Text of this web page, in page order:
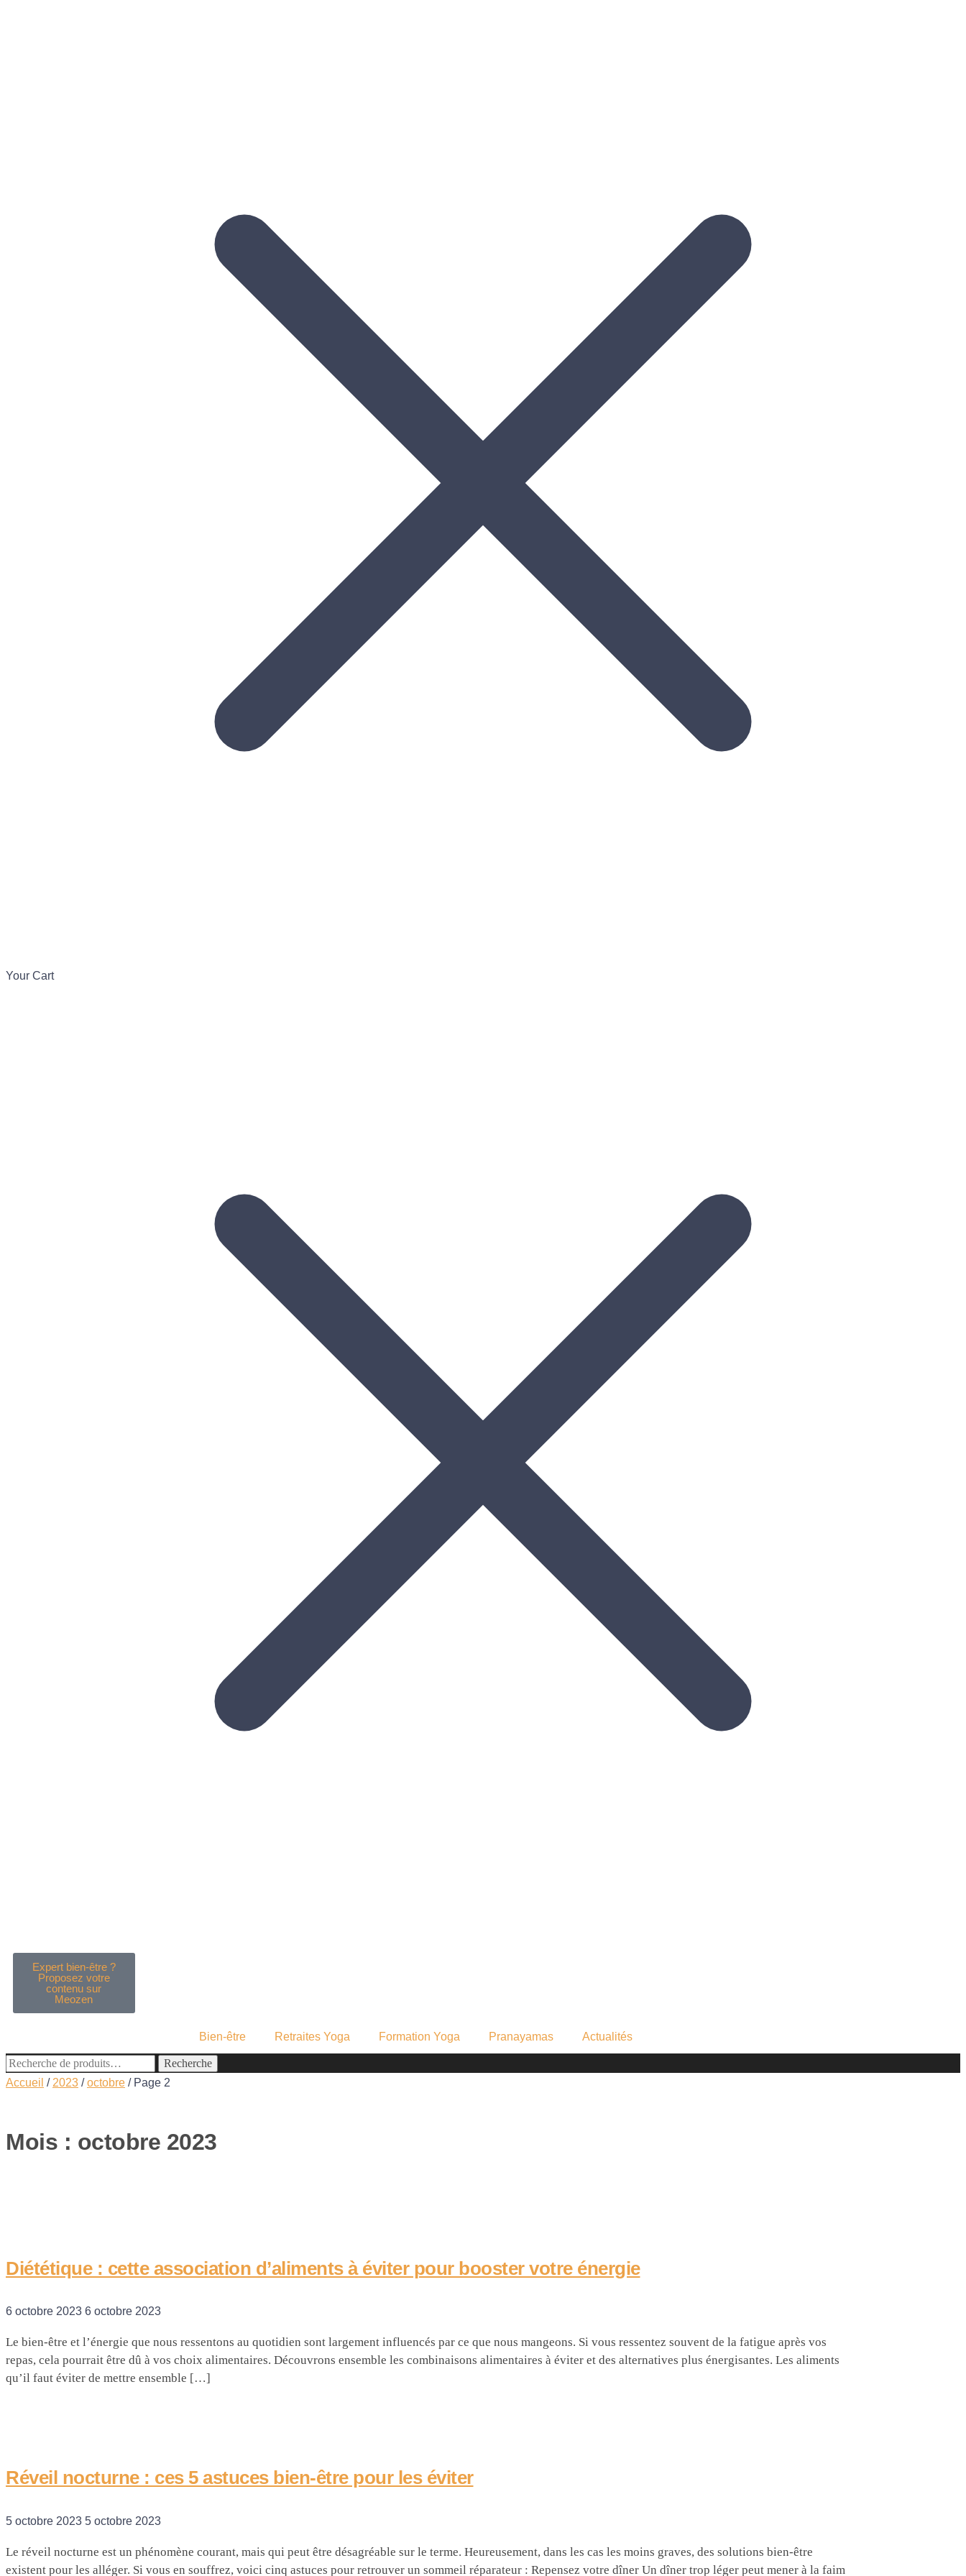
Your Cart
Expert bien-être ?
Proposez votre
contenu sur
Meozen
Bien-être Retraites Yoga Formation Yoga Pranayamas Actualités
Recherche
Accueil / 2023 /octobre / Page 2
Mois : octobre 2023
Diététique : cette association d’aliments à éviter pour booster votre énergie
6 octobre 2023 6 octobre 2023
Le bien-être et l’énergie que nous ressentons au quotidien sont largement influencés par ce que nous mangeons. Si vous ressentez souvent de la fatigue après vos
repas, cela pourrait être dû à vos choix alimentaires. Découvrons ensemble les combinaisons alimentaires à éviter et des alternatives plus énergisantes. Les aliments
qu’il faut éviter de mettre ensemble […]
Réveil nocturne : ces 5 astuces bien-être pour les éviter
5 octobre 2023 5 octobre 2023
Le réveil nocturne est un phénomène courant, mais qui peut être désagréable sur le terme. Heureusement, dans les cas les moins graves, des solutions bien-être
existent pour les alléger. Si vous en souffrez, voici cinq astuces pour retrouver un sommeil réparateur : Repensez votre dîner Un dîner trop léger peut mener à la faim